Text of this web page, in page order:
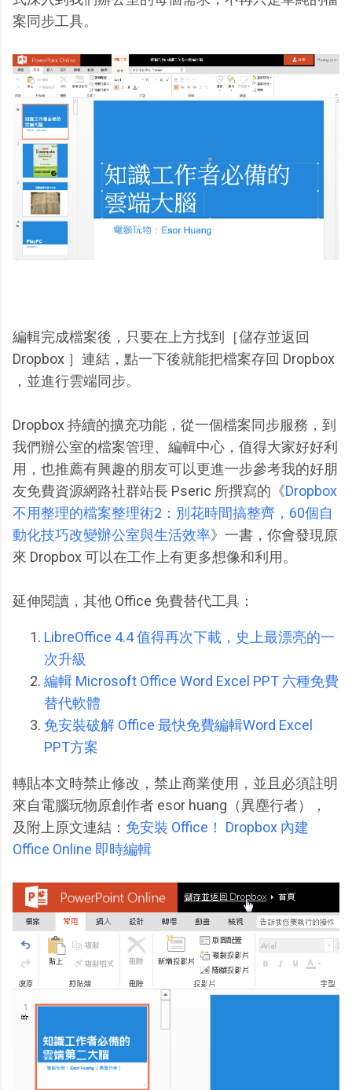
案同步工具。
編輯完成檔案後，只要在上方找到［儲存並返回
Dropbox ］連結，點一下後就能把檔案存回 Dropbox
，並進行雲端同步。
Dropbox 持續的擴充功能，從一個檔案同步服務，到
我們辦公室的檔案管理、編輯中心，值得大家好好利
用，也推薦有興趣的朋友可以更進一步參考我的好朋
友免費資源網路社群站長 Pseric 所撰寫的《Dropbox
不用整理的檔案整理術2：別花時間搞整齊，60個自
動化技巧改變辦公室與生活效率》一書，你會發現原
來 Dropbox 可以在工作上有更多想像和利用。
延伸閱讀，其他 Office 免費替代工具：
LibreOffice 4.4 值得再次下載，史上最漂亮的一
次升級
編輯 Microsoft Office Word Excel PPT 六種免費
替代軟體
免安裝破解 Office 最快免費編輯Word Excel
PPT方案
轉貼本文時禁止修改，禁止商業使用，並且必須註明
來自電腦玩物原創作者 esor huang（異塵行者），
及附上原文連結： 免安裝 Office！ Dropbox 內建
Office Online 即時編輯